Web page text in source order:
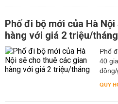
Phố đi bộ mới của Hà
hàng với giá 2 triệu/tháng
Phố
40
đồng/
QUY